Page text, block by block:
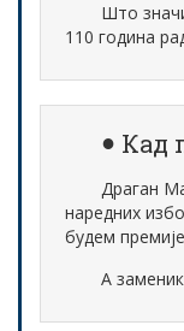
Што
110 година
Кад
Драган
наредних
будем
А